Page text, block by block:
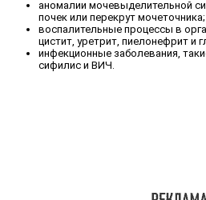
аномалии мочевыделительной
почек или перекрут мочеточника;
воспалительные процессы в
цистит, уретрит, пиелонефрит и
инфекционные заболевания,
сифилис и ВИЧ.